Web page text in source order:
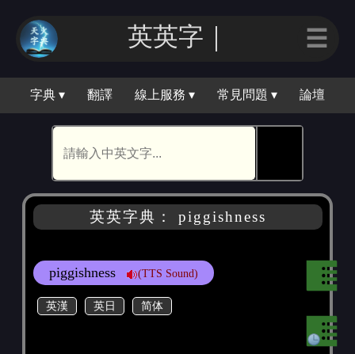
英英字｜ ☰
字典 ▾ 翻譯 線上服務 ▾ 常見問題 ▾ 論壇
英英字典： piggishness
piggishness (TTS Sound)
英漢 英日 简体